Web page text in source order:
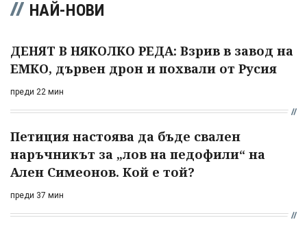
НАЙ-НОВИ
ДЕНЯТ В НЯКОЛКО РЕДА: Взрив в завод на
ЕМКО, дървен дрон и похвали от Русия
преди 22 мин
Петиция настоява да бъде свален
наръчникът за „лов на педофили“ на
Ален Симеонов. Кой е той?
преди 37 мин